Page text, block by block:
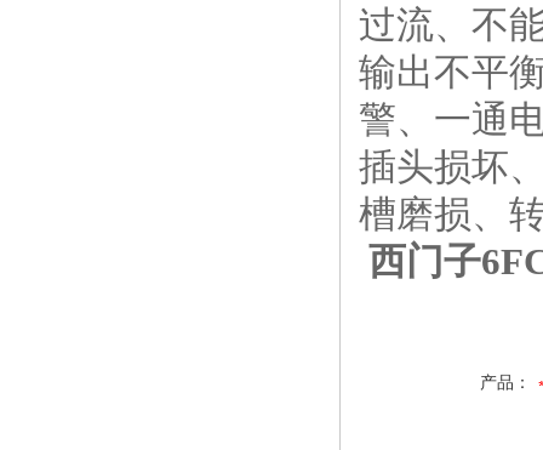
过流、不
输出不平
警、一通
插头损坏
槽磨损、
西门子
产品：